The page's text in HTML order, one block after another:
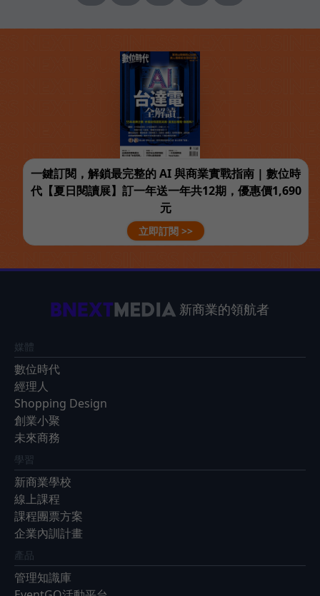
一鍵訂閱，解鎖最完整的 AI 與商業實戰指南 | 數位時
代【夏日閱讀展】訂一年送一年共12期，優惠價1,690
元
立即訂閱 >>
新商業的領航者
媒體
數位時代
經理人
Shopping Design
創業小聚
未來商務
學習
新商業學校
線上課程
課程團票方案
企業內訓計畫
產品
管理知識庫